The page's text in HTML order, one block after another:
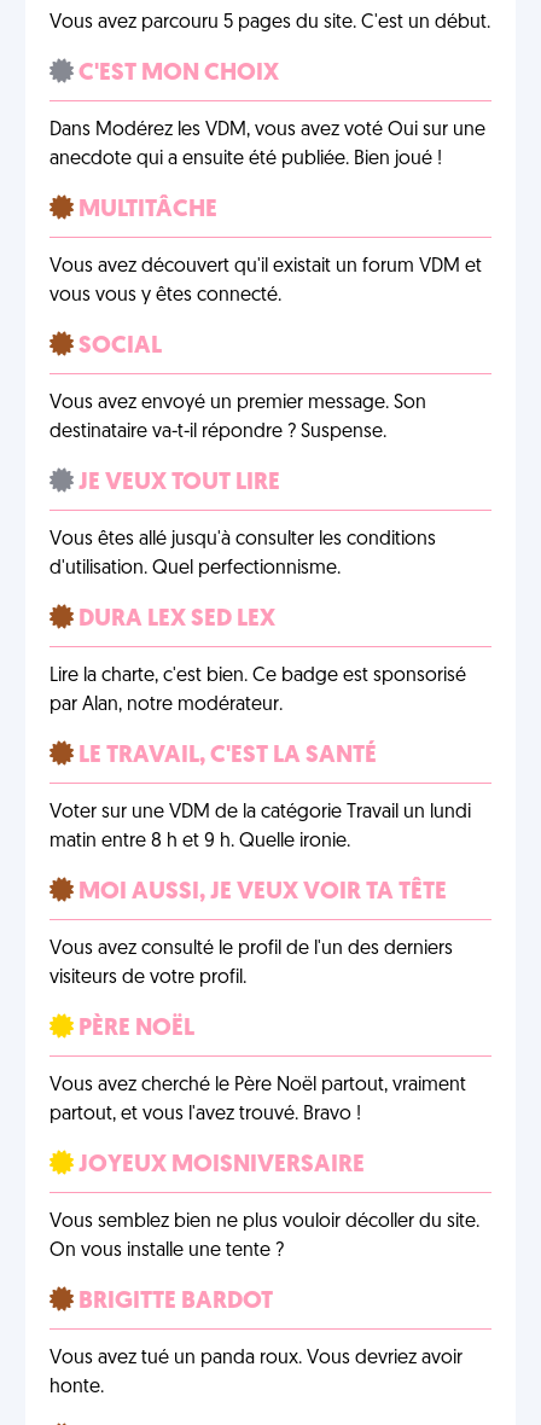
Vous avez parcouru 5 pages du site. C'est un début.
C'EST MON CHOIX
Dans Modérez les VDM, vous avez voté Oui sur une
anecdote qui a ensuite été publiée. Bien joué !
MULTITÂCHE
Vous avez découvert qu'il existait un forum VDM et
vous vous y êtes connecté.
SOCIAL
Vous avez envoyé un premier message. Son
destinataire va-t-il répondre ? Suspense.
JE VEUX TOUT LIRE
Vous êtes allé jusqu'à consulter les conditions
d'utilisation. Quel perfectionnisme.
DURA LEX SED LEX
Lire la charte, c'est bien. Ce badge est sponsorisé
par Alan, notre modérateur.
LE TRAVAIL, C'EST LA SANTÉ
Voter sur une VDM de la catégorie Travail un lundi
matin entre 8 h et 9 h. Quelle ironie.
MOI AUSSI, JE VEUX VOIR TA TÊTE
Vous avez consulté le profil de l'un des derniers
visiteurs de votre profil.
PÈRE NOËL
Vous avez cherché le Père Noël partout, vraiment
partout, et vous l'avez trouvé. Bravo !
JOYEUX MOISNIVERSAIRE
Vous semblez bien ne plus vouloir décoller du site.
On vous installe une tente ?
BRIGITTE BARDOT
Vous avez tué un panda roux. Vous devriez avoir
honte.